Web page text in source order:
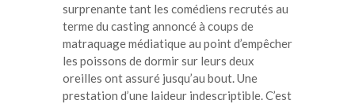
surprenante tant les comédiens recrutés au
terme du casting annoncé à coups de
matraquage médiatique au point d’empêcher
les poissons de dormir sur leurs deux
oreilles ont assuré jusqu’au bout. Une
prestation d’une laideur indescriptible. C’est